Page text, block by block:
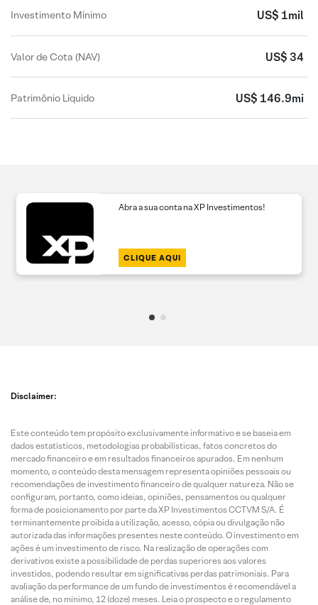
Investimento Mínimo US$ 1mil
Valor de Cota (NAV) US$ 34
Patrimônio Líquido US$ 146.9mi
Abra a sua conta na XP Investimentos!
CLIQUE AQUI
Disclaimer:
Este conteúdo tem propósito exclusivamente informativo e se baseia em
dados estatísticos, metodologias probabilísticas, fatos concretos do
mercado financeiro e em resultados financeiros apurados. Em nenhum
momento, o conteúdo desta mensagem representa opiniões pessoais ou
recomendações de investimento financeiro de qualquer natureza. Não se
configuram, portanto, como ideias, opiniões, pensamentos ou qualquer
forma de posicionamento por parte da XP Investimentos CCTVM S/A. É
terminantemente proibida a utilização, acesso, cópia ou divulgação não
autorizada das informações presentes neste conteúdo. O investimento em
ações é um investimento de risco. Na realização de operações com
derivativos existe a possibilidade de perdas superiores aos valores
investidos, podendo resultar em significativas perdas patrimoniais. Para
avaliação da performance de um fundo de investimentos é recomendável a
análise de, no mínimo, 12 (doze) meses. Leia o prospecto e o regulamento